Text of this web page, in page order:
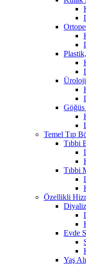
Göğüs
Temel Tıp
Tıbbi
Tıbbi
Özellikli
Evde
Yaş